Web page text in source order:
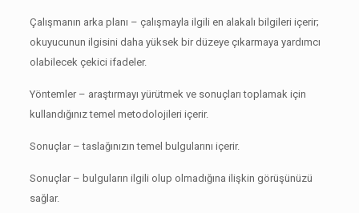
Çalışmanın arka planı – çalışmayla ilgili en alakalı bilgileri içerir;
okuyucunun ilgisini daha yüksek bir düzeye çıkarmaya yardımcı
olabilecek çekici ifadeler.
Yöntemler – araştırmayı yürütmek ve sonuçları toplamak için
kullandığınız temel metodolojileri içerir.
Sonuçlar – taslağınızın temel bulgularını içerir.
Sonuçlar – bulguların ilgili olup olmadığına ilişkin görüşünüzü
sağlar.